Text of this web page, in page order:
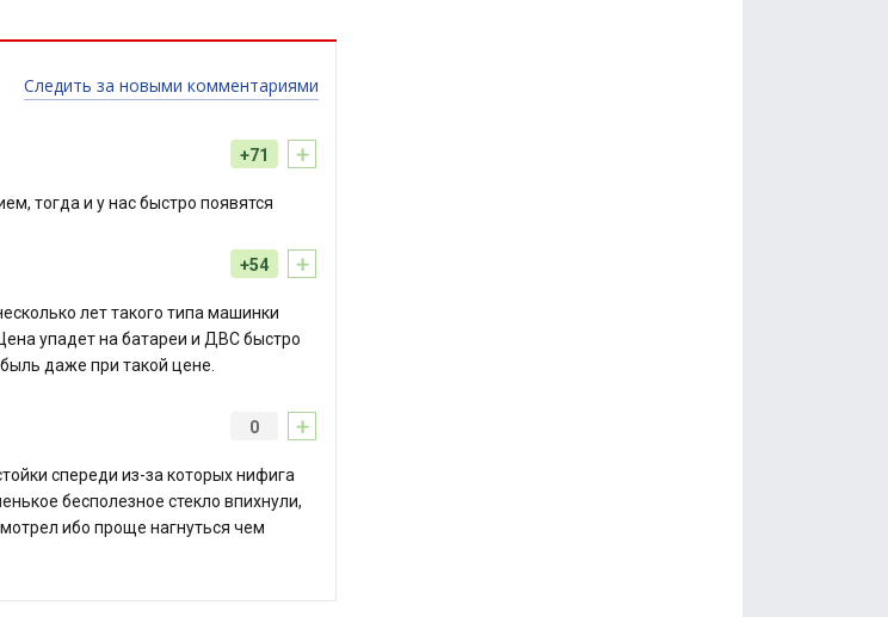
Следить за новыми комментариями
+
+71
тогда и у нас быстро появятся
+
+54
лет такого типа машинки
упадет на батареи и ДВС быстро
даже при такой цене.
+
0
спереди из-за которых нифига
бесполезное стекло впихнули,
ибо проще нагнуться чем